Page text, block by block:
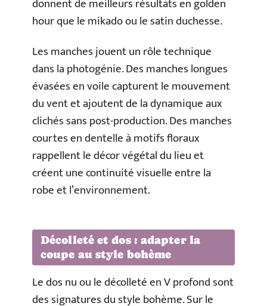
donnent de meilleurs résultats en golden
hour que le mikado ou le satin duchesse.
Les manches jouent un rôle technique
dans la photogénie. Des manches longues
évasées en voile capturent le mouvement
du vent et ajoutent de la dynamique aux
clichés sans post-production. Des manches
courtes en dentelle à motifs floraux
rappellent le décor végétal du lieu et
créent une continuité visuelle entre la
robe et l’environnement.
Décolleté et dos : adapter la
coupe au style bohème
Le dos nu ou le décolleté en V profond sont
des signatures du style bohème. Sur le